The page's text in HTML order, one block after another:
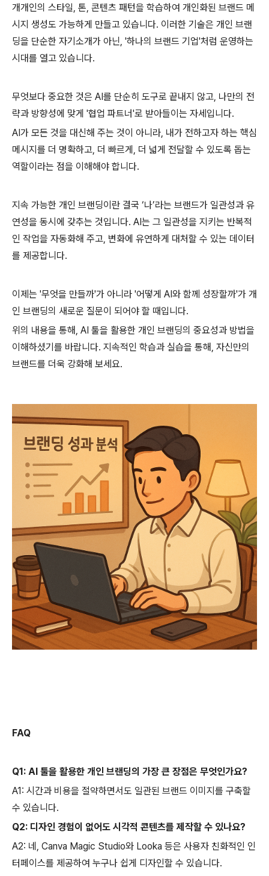
개개인의 스타일, 톤, 콘텐츠 패턴을 학습하여 개인화된 브랜드 메
시지 생성도 가능하게 만들고 있습니다. 이러한 기술은 개인 브랜
딩을 단순한 자기소개가 아닌, '하나의 브랜드 기업'처럼 운영하는
시대를 열고 있습니다.
무엇보다 중요한 것은 AI를 단순히 도구로 끝내지 않고, 나만의 전
략과 방향성에 맞게 '협업 파트너'로 받아들이는 자세입니다.
AI가 모든 것을 대신해 주는 것이 아니라, 내가 전하고자 하는 핵심
메시지를 더 명확하고, 더 빠르게, 더 넓게 전달할 수 있도록 돕는
역할이라는 점을 이해해야 합니다.
지속 가능한 개인 브랜딩이란 결국 ‘나’라는 브랜드가 일관성과 유
연성을 동시에 갖추는 것입니다. AI는 그 일관성을 지키는 반복적
인 작업을 자동화해 주고, 변화에 유연하게 대처할 수 있는 데이터
를 제공합니다.
이제는 '무엇을 만들까'가 아니라 '어떻게 AI와 함께 성장할까'가 개
인 브랜딩의 새로운 질문이 되어야 할 때입니다.
위의 내용을 통해, AI 툴을 활용한 개인 브랜딩의 중요성과 방법을
이해하셨기를 바랍니다. 지속적인 학습과 실습을 통해, 자신만의
브랜드를 더욱 강화해 보세요.
FAQ
Q1: AI 툴을 활용한 개인 브랜딩의 가장 큰 장점은 무엇인가요?
A1: 시간과 비용을 절약하면서도 일관된 브랜드 이미지를 구축할
수 있습니다.
Q2: 디자인 경험이 없어도 시각적 콘텐츠를 제작할 수 있나요?
A2: 네, Canva Magic Studio와 Looka 등은 사용자 친화적인 인
터페이스를 제공하여 누구나 쉽게 디자인할 수 있습니다.